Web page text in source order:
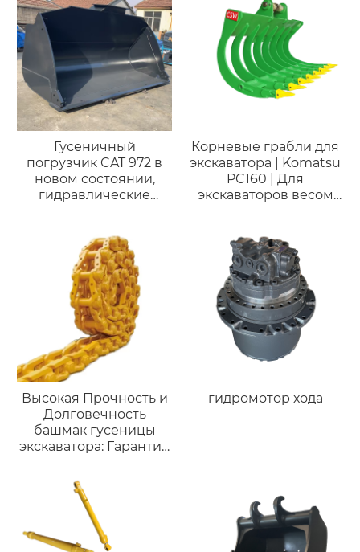
Гусеничный
погрузчик CAT 972 в
новом состоянии,
гидравлические
Корневые грабли для
экскаватора | Komatsu
PC160 | Для
экскаваторов весом
Высокая Прочность и
Долговечность
башмак гусеницы
экскаватора: Гарантия
на Тяжелых Условиях
гидромотор хода